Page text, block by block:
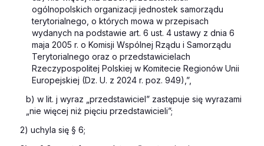
ogólnopolskich organizacji jednostek samorządu
terytorialnego, o których mowa w przepisach
wydanych na podstawie art. 6 ust. 4 ustawy z dnia 6
maja 2005 r. o Komisji Wspólnej Rządu i Samorządu
Terytorialnego oraz o przedstawicielach
Rzeczypospolitej Polskiej w Komitecie Regionów Unii
Europejskiej (Dz. U. z 2024 r. poz. 949),”,
b) w lit. j wyraz „przedstawiciel” zastępuje się wyrazami
„nie więcej niż pięciu przedstawicieli”;
2) uchyla się § 6;